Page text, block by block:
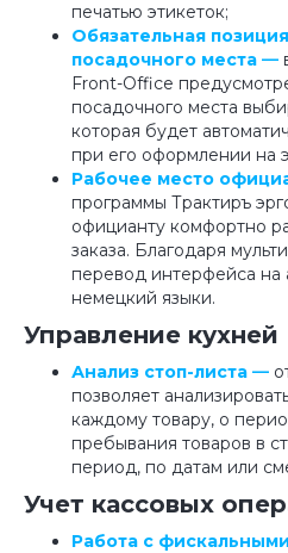
печатью этикеток;
Обязательная
посадочного места —
Front-Office
посадочного места
которая будет
при его оформлении на
Рабочее место
программы Трактиръ
официанту комфортно
заказа. Благодаря
перевод интерфейса на
немецкий языки.
Управление кухней
Анализ стоп-листа —
позволяет
каждому товару, о
пребывания товаров в
период, по датам или
Учет кассовых
Работа с